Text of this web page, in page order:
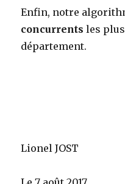
Enfin, notre
concurrents les
département.
Lionel JOST